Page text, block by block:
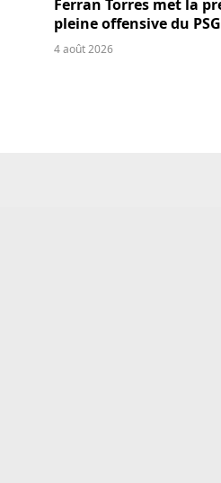
Ferran Torres met la
pleine offensive du PSG
4 août 2026